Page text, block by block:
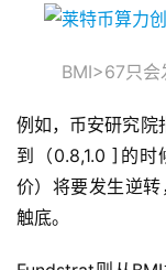
BMI>67只会
例如，币安研究院
到（0.8,1.0 ]的
价）将要发生逆
触底。